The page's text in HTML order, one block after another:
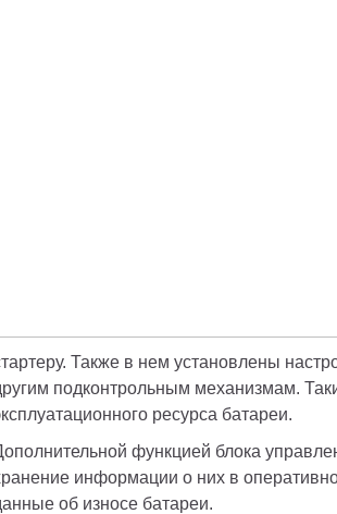
Также в нем установлены
подконтрольным механизмам.
ресурса батареи.
функцией блока
информации о них в
об износе батареи.